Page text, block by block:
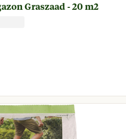
Graszaad - 20 m2
€ 13,95